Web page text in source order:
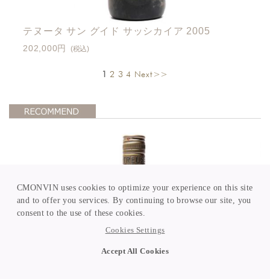
CMONVIN uses cookies to optimize your experience on this site
and to offer you services. By continuing to browse our site, you
consent to the use of these cookies.
Cookies Settings
Accept All Cookies
テヌータ サン グイド サッシカイア 2005
202,000円 (税込)
1 2 3 4 Next>>